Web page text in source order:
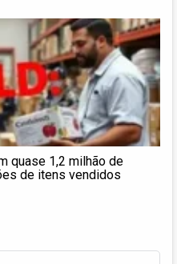
quase 1,2 milhão de
de itens vendidos